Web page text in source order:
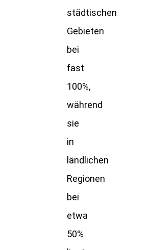
städtischen
Gebieten
bei
fast
100%,
während
sie
in
ländlichen
Regionen
bei
etwa
50%